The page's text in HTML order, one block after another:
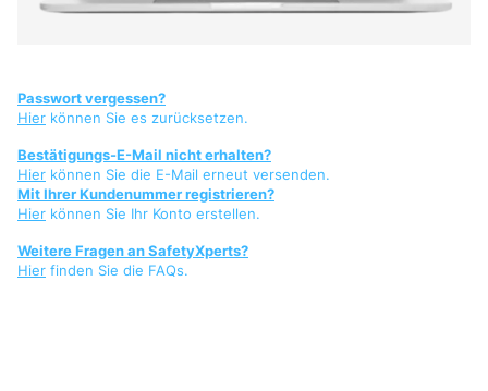
Passwort vergessen?
Hier können Sie es zurücksetzen.
Bestätigungs-E-Mail nicht erhalten?
Hier können Sie die E-Mail erneut versenden.
Mit Ihrer Kundenummer registrieren?
Hier können Sie Ihr Konto erstellen.
Weitere Fragen an SafetyXperts?
Hier finden Sie die FAQs.